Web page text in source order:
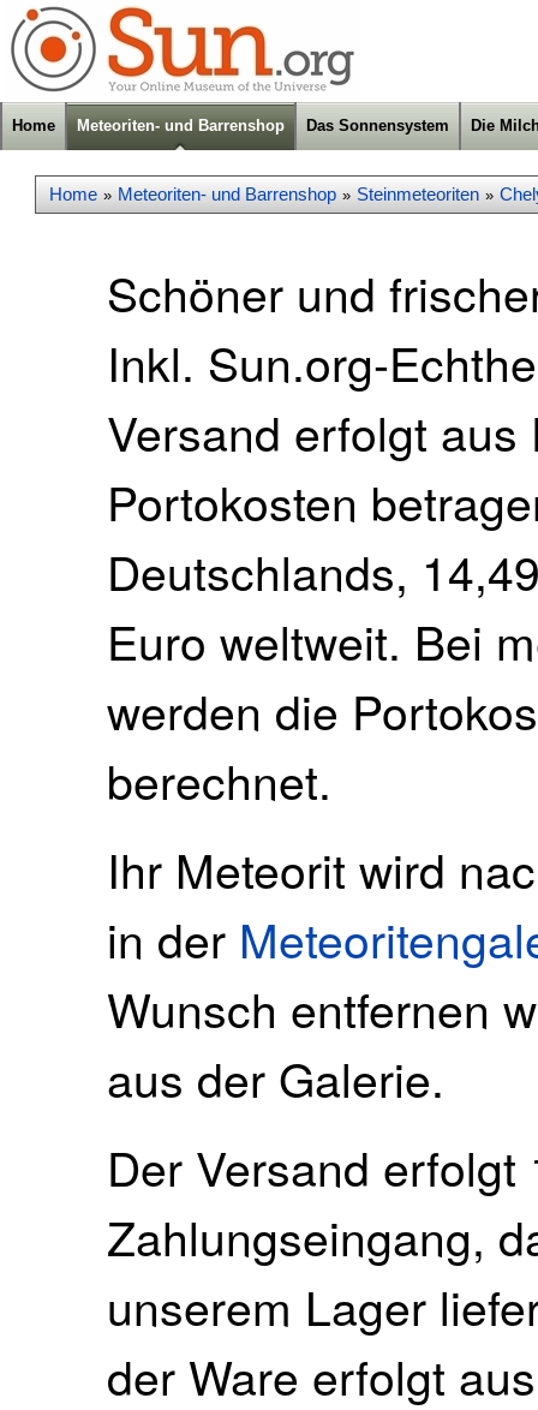
Home Meteoriten- und Barrenshop Das Sonnensystem Die
Home » Meteoriten- und Barrenshop » Steinmeteoriten »
Schöner und
Inkl. Sun.org-
Versand erfolgt
Portokosten
Deutschlands,
Euro weltweit. Bei
werden die
berechnet.
Ihr Meteorit wird
in der
Wunsch entfernen
aus der Galerie.
Der Versand
Zahlungseingang,
unserem Lager
der Ware erfolgt